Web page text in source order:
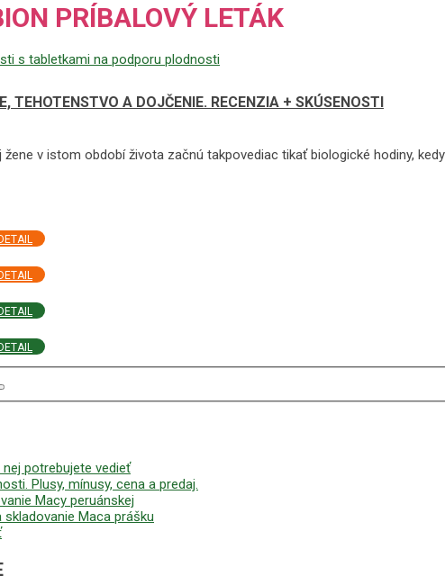
PRÍBALOVÝ LETÁK
TEHOTENSTVO A DOJČENIE. RECENZIA + SKÚSENOSTI
žene v istom období života začnú takpovediac tikať biologické hodiny,
DETAIL
DETAIL
DETAIL
DETAIL
potrebujete vedieť
Plusy, mínusy, cena a predaj.
Macy peruánskej
skladovanie Maca prášku